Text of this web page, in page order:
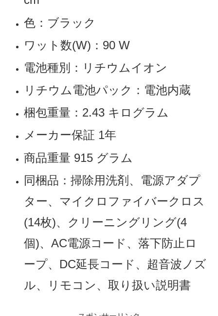
色：ブラック
ワット数(W)：90 W
電池種別：リチウムイオン
リチウム電池パック：電池内蔵
梱包重量：2.43 キログラム
メーカー保証 1年
商品重量 915 グラム
同梱品：掃除用洗剤、電源アダプ
ター、マイクロファイバークロス
(14枚)、クリーニングリング(4
個)、AC電源コード、落下防止ロ
ープ、DC延長コード、超音波ノズ
ル、リモコン、取り扱い説明書